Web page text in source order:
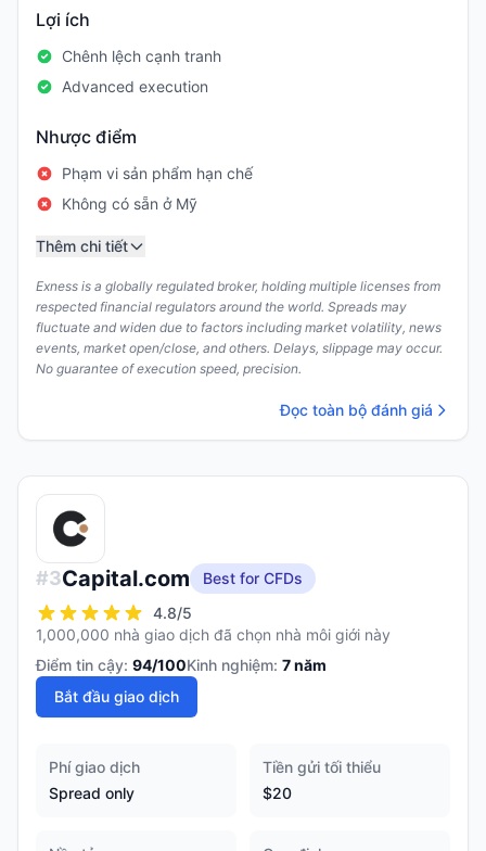
Lợi ích
Chênh lệch cạnh tranh
Advanced execution
Nhược điểm
Phạm vi sản phẩm hạn chế
Không có sẵn ở Mỹ
Thêm chi tiết
Exness is a globally regulated broker, holding multiple licenses from
respected financial regulators around the world. Spreads may
fluctuate and widen due to factors including market volatility, news
events, market open/close, and others. Delays, slippage may occur.
No guarantee of execution speed, precision.
Đọc toàn bộ đánh giá
#3Capital.com
Best for CFDs
4.8/5
1,000,000 nhà giao dịch đã chọn nhà môi giới này
Điểm tin cậy: 94/100Kinh nghiệm: 7năm
Bắt đầu giao dịch
Phí giao dịch
Spread only
Tiền gửi tối thiểu
$20